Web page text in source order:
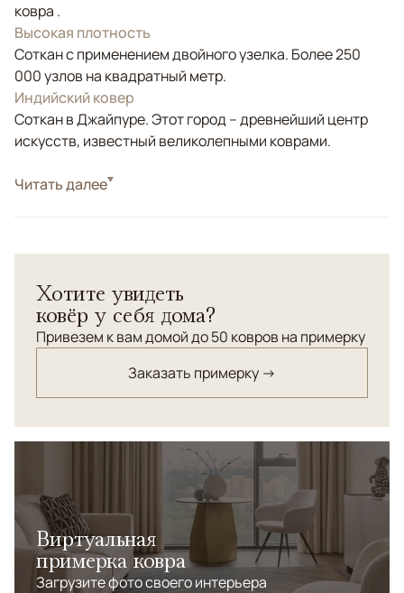
ковра .
Высокая плотность
Соткан с применением двойного узелка. Более 250
000 узлов на квадратный метр.
Индийский ковер
Соткан в Джайпуре. Этот город – древнейший центр
искусств, известный великолепными коврами.
СтильКлассические
тонах, улучшающих настроение, станет
замечательным предметом в оформлении
современных и классических интерьеров.
Читать далее
Хотите увидеть
ковёр у себя дома?
Привезем к вам домой до 50 ковров на примерку
Заказать примерку →
Виртуальная
примерка ковра
Загрузите фото своего интерьера